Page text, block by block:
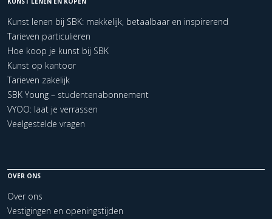
Kunst lenen bij SBK: makkelijk, betaalbaar en inspirerend
Tarieven particulieren
Hoe koop je kunst bij SBK
Kunst op kantoor
Tarieven zakelijk
SBK Young – studentenabonnement
VYOO: laat je verrassen
Veelgestelde vragen
OVER ONS
Over ons
Vestigingen en openingstijden